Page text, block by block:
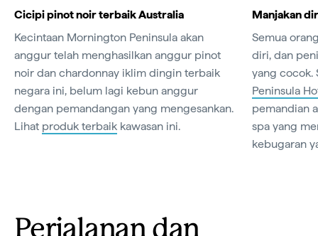
Cicipi pinot noir terbaik Australia
Kecintaan Mornington Peninsula akan
anggur telah menghasilkan anggur pinot
noir dan chardonnay iklim dingin terbaik
negara ini, belum lagi kebun anggur
dengan pemandangan yang mengesankan.
Lihat produk terbaik kawasan ini.
Manjakan
Semua
diri, dan
yang cocok.
Peninsula
pemandian
spa yang
kebugaran
Perjalanan dan